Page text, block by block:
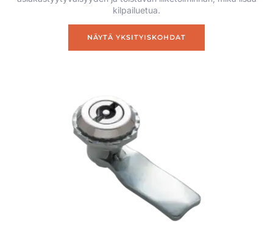
kilpailuetua.
NÄYTÄ YKSITYISKOHDAT